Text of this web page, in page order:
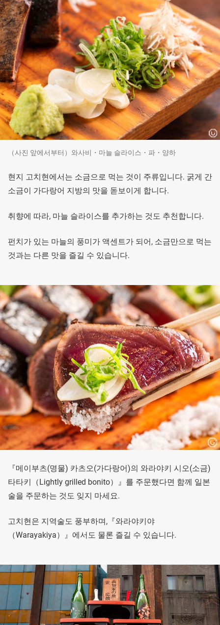
（사진 앞에서부터）와사비・마늘 슬라이스・파・양하
현지 고치현에서는 소금으로 먹는 것이 주류입니다. 굵게 간
소금이 가다랑어 지방의 맛을 돋보이게 합니다.
취향에 따라, 마늘 슬라이스를 추가하는 것도 추천합니다.
펀치가 있는 마늘의 풍미가 액센트가 되어, 소금만으로 먹는
것과는 다른 맛을 즐길 수 있습니다.
『메이부츠(명물) 카츠오(가다랑어)의 와라야키 시오(소금)
타타키（Lightly grilled bonito）』를 주문했다면 함께 일본
술을 주문하는 것도 잊지 마세요.
고치현은 지역술도 풍부하며,『와라야키야
（Warayakiya）』에서도 물론 즐길 수 있습니다.